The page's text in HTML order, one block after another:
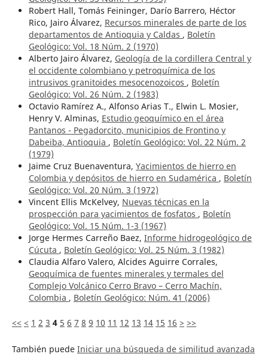
Robert Hall, Tomás Feininger, Darío Barrero, Héctor
Rico, Jairo Álvarez, Recursos minerales de parte de los
departamentos de Antioquia y Caldas , Boletín
Geológico: Vol. 18 Núm. 2 (1970)
Alberto Jairo Álvarez, Geología de la cordillera Central y
el occidente colombiano y petroquímica de los
intrusivos granitoides mesocenozoicos , Boletín
Geológico: Vol. 26 Núm. 2 (1983)
Octavio Ramírez A., Alfonso Arias T., Elwin L. Mosier,
Henry V. Alminas, Estudio geoquímico en el área
Pantanos - Pegadorcito, municipios de Frontino y
Dabeiba, Antioquia , Boletín Geológico: Vol. 22 Núm. 2
(1979)
Jaime Cruz Buenaventura, Yacimientos de hierro en
Colombia y depósitos de hierro en Sudamérica , Boletín
Geológico: Vol. 20 Núm. 3 (1972)
Vincent Ellis McKelvey, Nuevas técnicas en la
prospección para yacimientos de fosfatos , Boletín
Geológico: Vol. 15 Núm. 1-3 (1967)
Jorge Hermes Carreño Baez, Informe hidrogeológico de
Cúcuta , Boletín Geológico: Vol. 25 Núm. 3 (1982)
Claudia Alfaro Valero, Alcides Aguirre Corrales,
Geoquímica de fuentes minerales y termales del
Complejo Volcánico Cerro Bravo – Cerro Machín,
Colombia , Boletín Geológico: Núm. 41 (2006)
<< < 1 2 3 4 5 6 7 8 9 10 11 12 13 14 15 16 > >>
También puede Iniciar una búsqueda de similitud avanzada